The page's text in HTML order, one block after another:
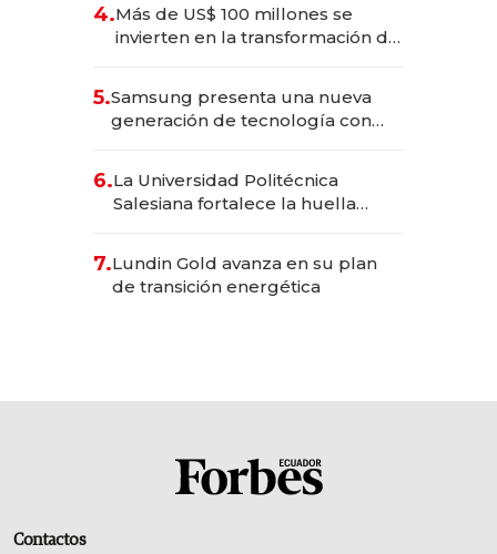
4.Más de US$ 100 millones se
invierten en la transformación de
5.Samsung presenta una nueva
generación de tecnología con
6.La Universidad Politécnica
Salesiana fortalece la huella
7.Lundin Gold avanza en su plan
de transición energética
Contactos